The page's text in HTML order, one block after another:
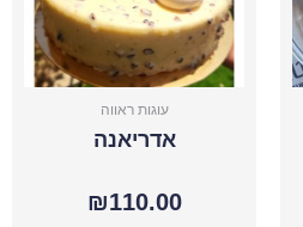
עוגות ראווה
אדריאנה
₪110.00